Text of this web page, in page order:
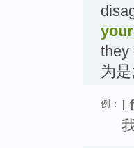
they
为
例：
I